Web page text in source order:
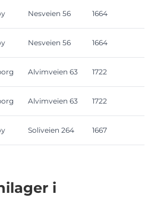
Nesveien 56 1664
Nesveien 56 1664
Alvimveien 63 1722
Alvimveien 63 1722
Soliveien 264 1667
i